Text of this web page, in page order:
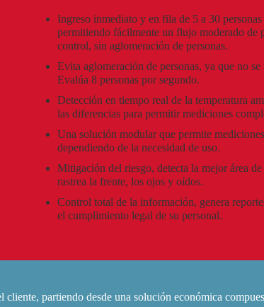
Ingreso inmediato y en fila de 5 a 30
permitiendo fácilmente un flujo moderado de
control, sin aglomeración de personas.
Evita aglomeración de personas, ya que no
Evalúa 8 personas por segundo.
Detección en tiempo real de la temperatura
las diferencias para permitir mediciones
Una solución modular que permite
dependiendo de la necesidad de uso.
Mitigación del riesgo, detecta la mejor área
rastrea la frente, los ojos y oídos.
Control total de la información, genera
el cumplimiento legal de su personal.
partiendo desde una solución económica